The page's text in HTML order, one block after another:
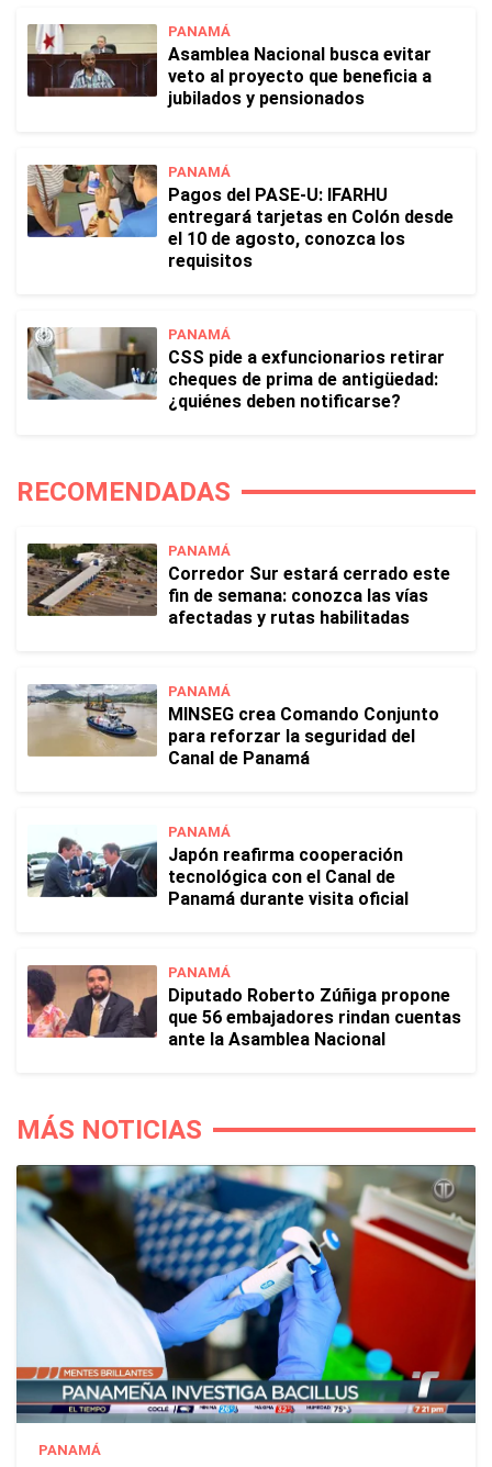
PANAMÁ
Asamblea Nacional busca evitar
veto al proyecto que beneficia a
jubilados y pensionados
PANAMÁ
Pagos del PASE-U: IFARHU
entregará tarjetas en Colón desde
el 10 de agosto, conozca los
requisitos
PANAMÁ
CSS pide a exfuncionarios retirar
cheques de prima de antigüedad:
¿quiénes deben notificarse?
RECOMENDADAS
PANAMÁ
Corredor Sur estará cerrado este
fin de semana: conozca las vías
afectadas y rutas habilitadas
PANAMÁ
MINSEG crea Comando Conjunto
para reforzar la seguridad del
Canal de Panamá
PANAMÁ
Japón reafirma cooperación
tecnológica con el Canal de
Panamá durante visita oficial
PANAMÁ
Diputado Roberto Zúñiga propone
que 56 embajadores rindan cuentas
ante la Asamblea Nacional
MÁS NOTICIAS
PANAMÁ